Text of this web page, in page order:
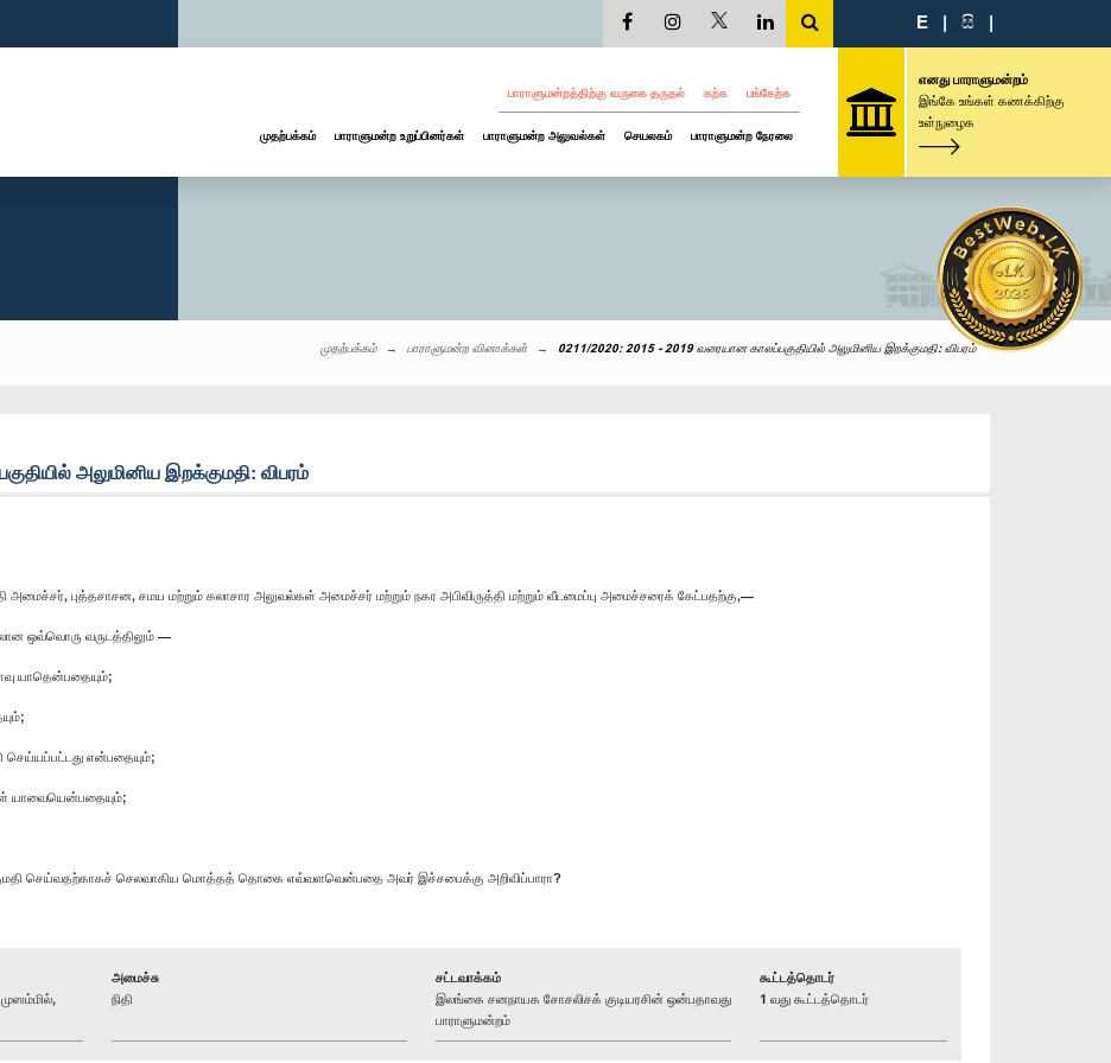
E | සි |
பாராளுமன்றத்திற்கு வருகை தருதல் கற்க பங்கேற்க
முதற்பக்கம் பாராளுமன்ற உறுப்பினர்கள் பாராளுமன்ற அலுவல்கள் செயலகம் பாராளுமன்ற நேரலை
எனது பாராளுமன்றம்
இங்கே உங்கள் கணக்கிற்கு
உள்நுழைக
முதற்பக்கம் பாராளுமன்ற வினாக்கள் 0211/2020: 2015 - 2019 வரையான காலப்பகுதியில் அலுமினிய இறக்குமதி: விபரம்
அலுமினிய இறக்குமதி: விபரம்
புத்தசாசன, சமய மற்றும் கலாசார அலுவல்கள் அமைச்சர் மற்றும் நகர அபிவிருத்தி மற்றும் வீடமைப்பு அமைச்சரைக் கேட்பதற்கு,—
ஒவ்வொரு வருடத்திலும் —
யாதென்பதையும்;
செய்யப்பட்டது என்பதையும்;
யாவையென்பதையும்;
செய்வதற்காகச் செலவாகிய மொத்தத் தொகை எவ்வளவென்பதை அவர் இச்சபைக்கு அறிவிப்பாரா?
அமைச்சு
நிதி
சட்டவாக்கம்
இலங்கை சனநாயக சோசலிசக் குடியரசின் ஒன்பதாவது
பாராளுமன்றம்
கூட்டத்தொடர்
1 வது கூட்டத்தொடர்